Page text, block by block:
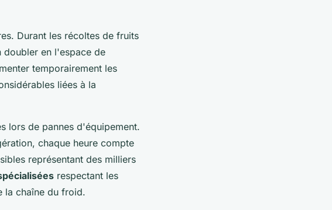
Durant les récoltes de fruits
en l'espace de
temporairement les
liées à la
lors de pannes d'équipement.
chaque heure compte
représentant des milliers
respectant les
la chaîne du froid.